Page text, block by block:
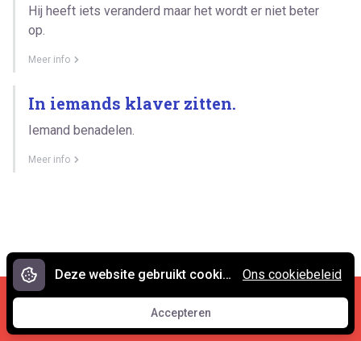
Hij heeft iets veranderd maar het wordt er niet beter
op.
Meer info
In iemands klaver zitten.
Iemand benadelen.
Meer info
Cookies en privacy •
Contact
© 2007 - 2026 Spreekwoorden.nl
Deze website gebruikt cookies.
Accepteren
Accepteren
Ons cookiebeleid